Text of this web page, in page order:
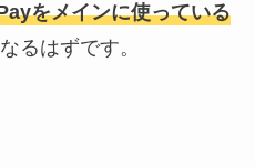
をメインに使っている
るはずです。